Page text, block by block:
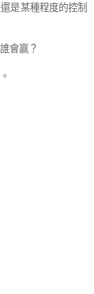
是某種程度的控制
會贏？